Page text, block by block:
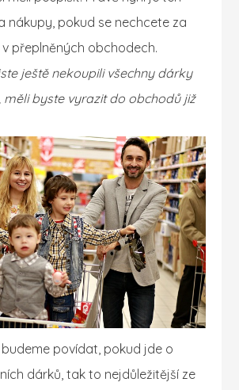
nákupy, pokud se nechcete za
přeplněných obchodech.
ještě nekoupili všechny dárky
měli byste vyrazit do obchodů již
povídat, pokud jde o
dárků, tak to nejdůležitější ze